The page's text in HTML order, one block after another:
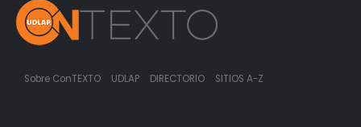
Sobre ConTEXTO UDLAP DIRECTORIO SITIOS A-Z